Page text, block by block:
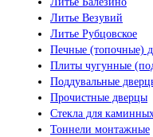
Литье Везувий
Литье Рубцовское
Печные (топочные)
Плиты чугунные
Поддувальные
Прочистные дверцы
Стекла для
Тоннели монтажные